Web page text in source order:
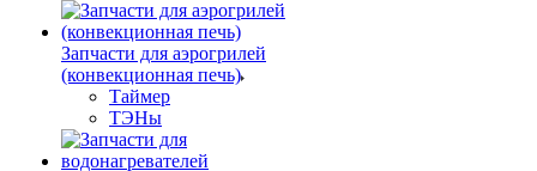
Запчасти для аэрогрилей
(конвекционная печь)
Таймер
ТЭНы